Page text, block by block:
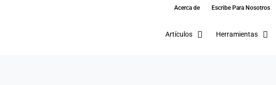
Acerca de Escribe Para Nosotros
Artículos Herramientas